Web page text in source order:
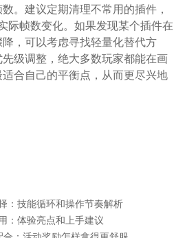
。建议定期清理不常用的插件，
际帧数变化。如果发现某个插件在
，可以考虑寻找轻量化替代方
级调整，绝大多数玩家都能在画
合自己的平衡点，从而更尽兴地
：技能循环和操作节奏解析
：体验亮点和上手建议